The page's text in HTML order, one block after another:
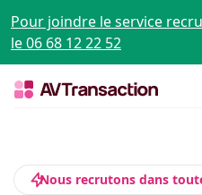
Pour joindre le service
le 06 68 12 22 52
Nous recrutons dans